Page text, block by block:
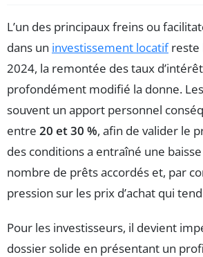
L’un des principaux freins ou
dans un investissement locatifreste
2024, la remontée des taux
profondément modifié la donne.
souvent un apport personnel
entre 20 et 30 %, afin de valider le
des conditions a entraîné une
nombre de prêts accordés et, par
pression sur les prix d’achat qui
Pour les investisseurs, il devient
dossier solide en présentant un